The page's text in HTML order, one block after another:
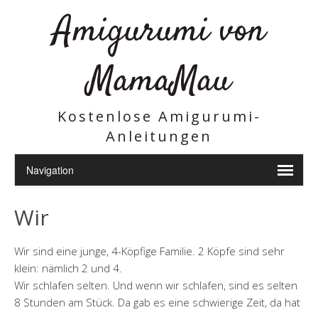
Amigurumi von
MamaMau
Kostenlose Amigurumi-
Anleitungen
Wir
Wir sind eine junge, 4-Köpfige Familie. 2 Köpfe sind sehr
klein: nämlich 2 und 4.
Wir schlafen selten. Und wenn wir schlafen, sind es selten
8 Stunden am Stück. Da gab es eine schwierige Zeit, da hat